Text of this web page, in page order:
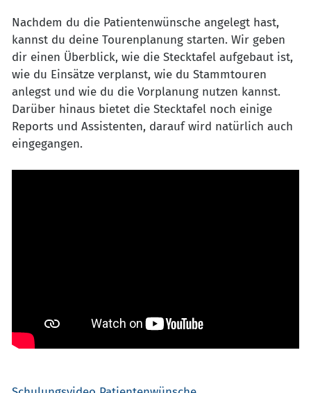
Nachdem du die Patientenwünsche angelegt hast,
kannst du deine Tourenplanung starten. Wir geben
dir einen Überblick, wie die Stecktafel aufgebaut ist,
wie du Einsätze verplanst, wie du Stammtouren
anlegst und wie du die Vorplanung nutzen kannst.
Darüber hinaus bietet die Stecktafel noch einige
Reports und Assistenten, darauf wird natürlich auch
eingegangen.